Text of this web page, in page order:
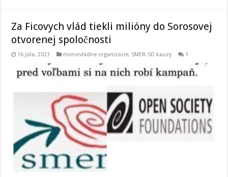
Za Ficovych vlád tiekli milióny do Sorosovej
otvorenej spoločnosti
16 júla, 2023 mimovládne organizácie, SMER-SD kauzy 1